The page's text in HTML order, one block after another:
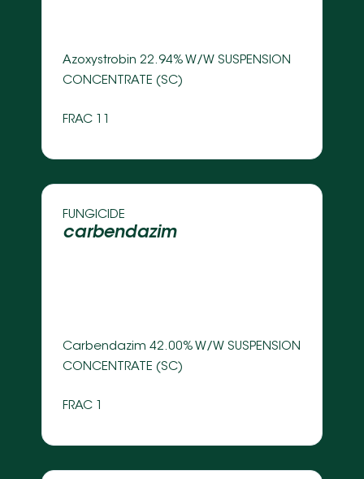
Azoxystrobin 22.94% W/W SUSPENSION
CONCENTRATE (SC)
FRAC 11
FUNGICIDE
carbendazim
Carbendazim 42.00% W/W SUSPENSION
CONCENTRATE (SC)
FRAC 1